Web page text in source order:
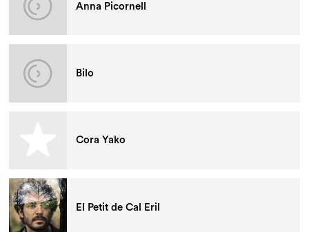
Anna Picornell
Bilo
Cora Yako
El Petit de Cal Eril